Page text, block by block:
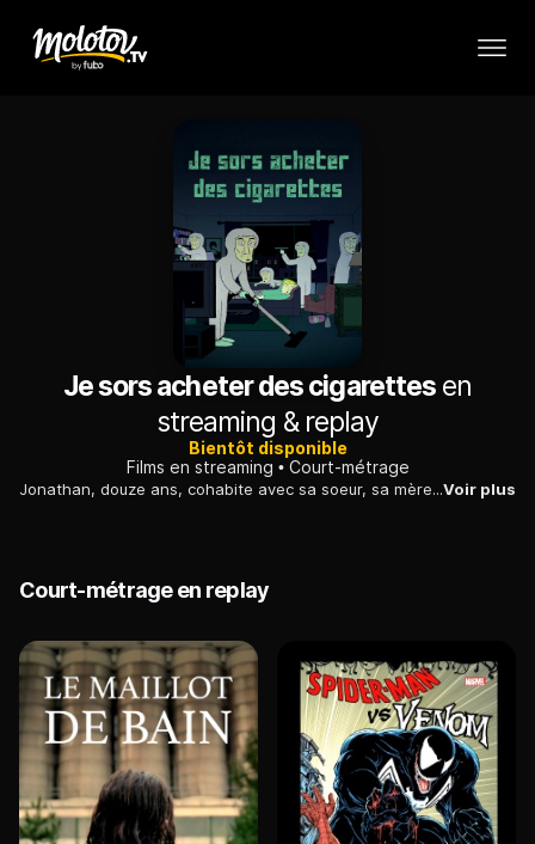
Je sors acheter des cigarettes en
streaming & replay
Bientôt disponible
Films en streaming
Court-métrage
Jonathan, douze ans, cohabite avec sa soeur, sa mère et aussi des hommes. Ils ont tous la même tête et nichent dans les placards, les tiroirs, le poste de télévision...Voir plus
Court-métrage en replay